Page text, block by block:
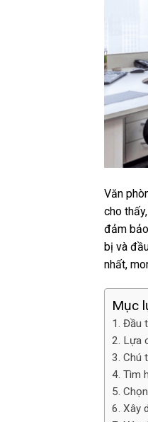
Văn
cho
đảm
bị và
nhất,
Mục
Đầu
Lựa
Chú
Tìm
Xây